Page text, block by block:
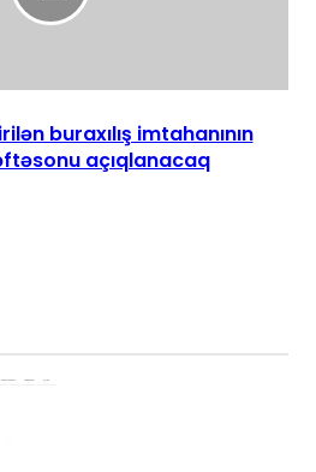
buraxılış imtahanının
açıqlanacaq